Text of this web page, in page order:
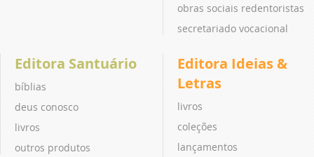
obras sociais redentoristas
secretariado vocacional
Editora Santuário
bíblias
deus conosco
livros
outros produtos
Editora Ideias &
Letras
livros
coleções
lançamentos